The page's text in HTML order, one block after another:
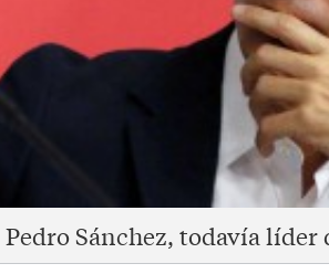
Pedro Sánchez, todavía líder